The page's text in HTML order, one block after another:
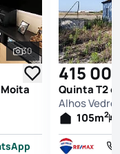
Ver todas as
30
415
Quinta T2
Alhos
105m2